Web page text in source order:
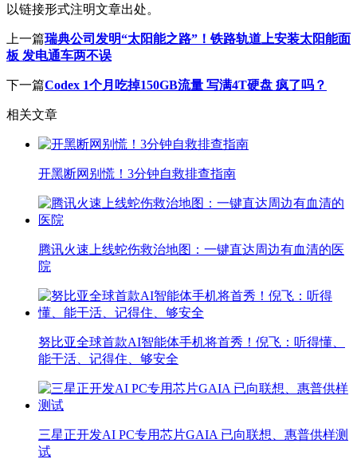
以链接形式注明文章出处。
上一篇瑞典公司发明“太阳能之路”！铁路轨道上安装太阳能面
板 发电通车两不误
下一篇Codex 1个月吃掉150GB流量 写满4T硬盘 疯了吗？
相关文章
开黑断网别慌！3分钟自救排查指南
腾讯火速上线蛇伤救治地图：一键直达周边有血清的医
院
努比亚全球首款AI智能体手机将首秀！倪飞：听得懂、
能干活、记得住、够安全
三星正开发AI PC专用芯片GAIA 已向联想、惠普供样测
试